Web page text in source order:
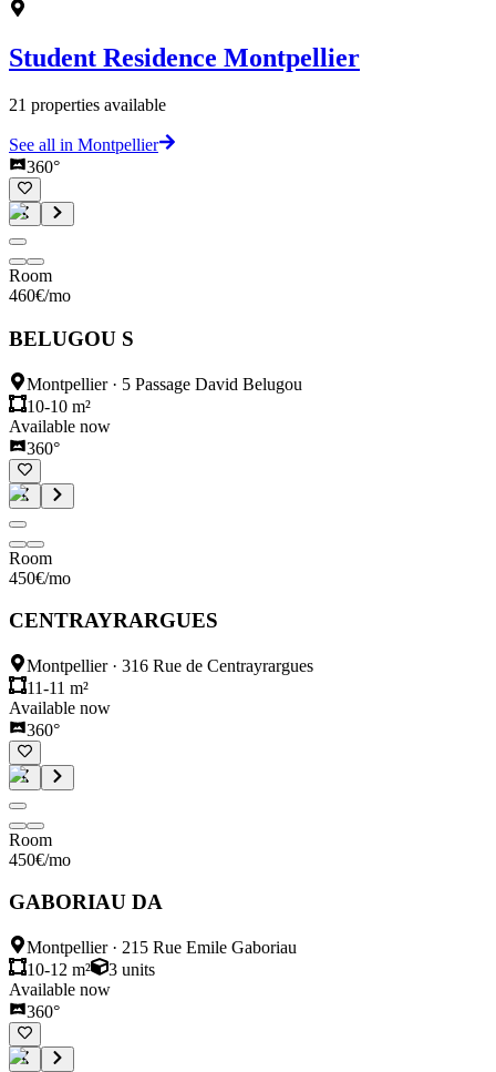
Student Residence Montpellier
21 properties available
See all in Montpellier
360°
Room
460€/mo
BELUGOU S
Montpellier· 5 Passage David Belugou
10-10 m²
Available now
360°
Room
450€/mo
CENTRAYRARGUES
Montpellier· 316 Rue de Centrayrargues
11-11 m²
Available now
360°
Room
450€/mo
GABORIAU DA
Montpellier· 215 Rue Emile Gaboriau
10-12 m²
3 units
Available now
360°